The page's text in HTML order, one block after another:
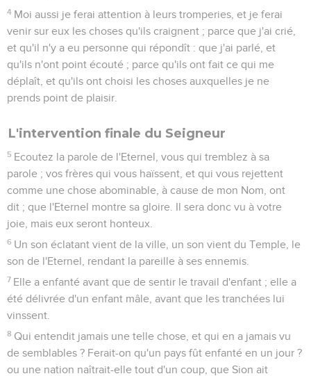
4 Moi aussi je ferai attention à leurs tromperies, et je ferai
venir sur eux les choses qu'ils craignent ; parce que j'ai crié,
et qu'il n'y a eu personne qui répondît : que j'ai parlé, et
qu'ils n'ont point écouté ; parce qu'ils ont fait ce qui me
déplaît, et qu'ils ont choisi les choses auxquelles je ne
prends point de plaisir.
L'intervention finale du Seigneur
5 Ecoutez la parole de l'Eternel, vous qui tremblez à sa
parole ; vos frères qui vous haïssent, et qui vous rejettent
comme une chose abominable, à cause de mon Nom, ont
dit ; que l'Eternel montre sa gloire. Il sera donc vu à votre
joie, mais eux seront honteux.
6 Un son éclatant vient de la ville, un son vient du Temple, le
son de l'Eternel, rendant la pareille à ses ennemis.
7 Elle a enfanté avant que de sentir le travail d'enfant ; elle a
été délivrée d'un enfant mâle, avant que les tranchées lui
vinssent.
8 Qui entendit jamais une telle chose, et qui en a jamais vu
de semblables ? Ferait-on qu'un pays fût enfanté en un jour ?
ou une nation naîtrait-elle tout d'un coup, que Sion ait